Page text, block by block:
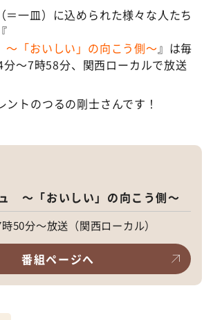
＝一皿）に込められた様々な人たち
「おいしい」の向こう側～』は毎
～7時58分、関西ローカルで放送
トのつるの剛士さんです！
～「おいしい」の向こう側～
50分～放送（関西ローカル）
番組ページへ